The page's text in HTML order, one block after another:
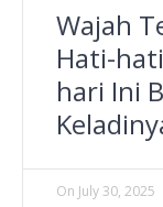
Wajah
Hati-
hari Ini
On July 30, 2025